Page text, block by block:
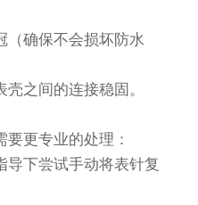
确保不会损坏防水
之间的连接稳固。
更专业的处理：
下尝试手动将表针复